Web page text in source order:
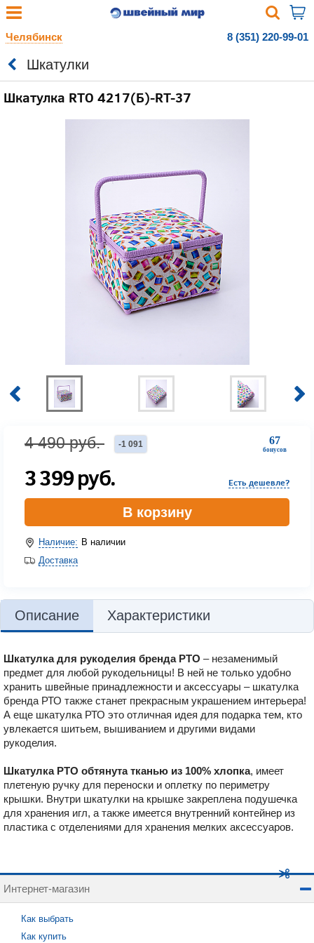
Челябинск 8 (351) 220-99-01
Шкатулки
Шкатулка RTO 4217(Б)-RT-37
67
бонусов
4 490 руб. -1 091
3 399руб. Есть дешевле?
В корзину
Наличие: В наличии
Доставка
Описание Характеристики
Шкатулка для рукоделия бренда РТО – незаменимый
предмет для любой рукодельницы! В ней не только удобно
хранить швейные принадлежности и аксессуары – шкатулка
бренда РТО также станет прекрасным украшением интерьера!
А еще шкатулка РТО это отличная идея для подарка тем, кто
увлекается шитьем, вышиванием и другими видами
рукоделия.
Шкатулка РТО обтянута тканью из 100% хлопка, имеет
плетеную ручку для переноски и оплетку по периметру
крышки. Внутри шкатулки на крышке закреплена подушечка
для хранения игл, а также имеется внутренний контейнер из
пластика с отделениями для хранения мелких аксессуаров.
Интернет-магазин
Как выбрать
Как купить